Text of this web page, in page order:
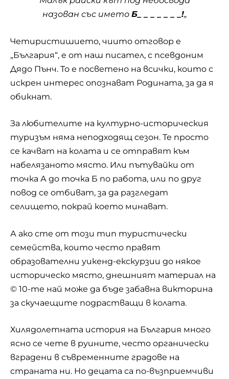
назован със името Б_ _ _ _ _ _ _!„
Четиристишието, чиито отговор е
„България“, е от наш писател, с псевдоним
Дядо Пънч. То е посветено на всички, които с
искрен интерес опознават Родината, за да я
обикнат.
За любителите на културно-историческия
туризъм няма неподходящ сезон. Те просто
се качват на колата и се отправят към
набелязаното място. Или пътувайки от
точка А до точка Б по работа, или по друг
повод се отбиват, за да разгледат
селището, покрай което минават.
А ако сте от този тип туристически
семейства, които често правят
образователни уикенд-екскурзии до някое
историческо място, днешният материал на
© 10-те най може да бъде забавна викторина
за скучаещите подрастващи в колата.
Хилядолетната история на България много
ясно се чете в руините, често органически
вградени в съвременните градове на
страната ни. Но децата са по-възприемчиви